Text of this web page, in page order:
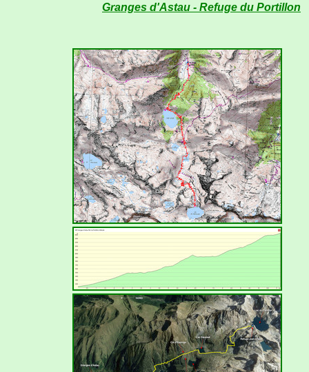
Granges d'Astau - Refuge du Portillon